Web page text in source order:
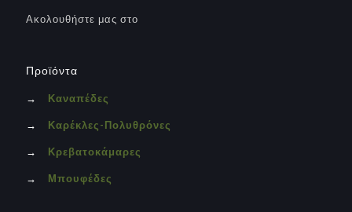
Ακολουθήστε μας στο
Προϊόντα
→ Καναπέδες
→ Καρέκλες-Πολυθρόνες
→ Κρεβατοκάμαρες
→ Μπουφέδες